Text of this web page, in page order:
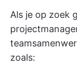
Als je op zoek
zoals: